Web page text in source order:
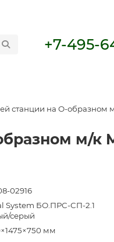
+7-495-
станции на О-
м/к
02916
System БО.ПРС-СП-2.1
серый
мм